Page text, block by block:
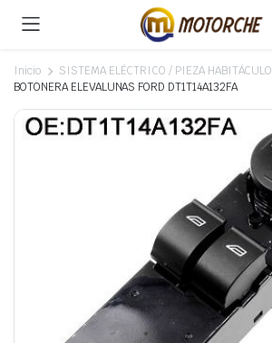
Inicio SISTEMA ELÉCTRICO / PIEZA HABITÁCULO
BOTONERA ELEVALUNAS FORD DT1T14A132FA